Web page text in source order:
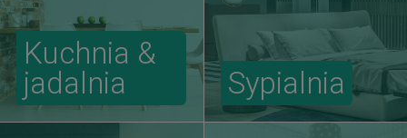
Kuchnia &
jadalnia
Sypialnia